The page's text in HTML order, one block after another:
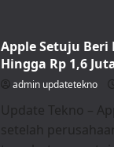
Apple Setuju Beri
Hingga Rp 1,6
admin updatetekno
Update Tekno –
setelah